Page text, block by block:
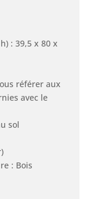
: 39,5 x 80 x
référer aux
avec le
sol
: Bois